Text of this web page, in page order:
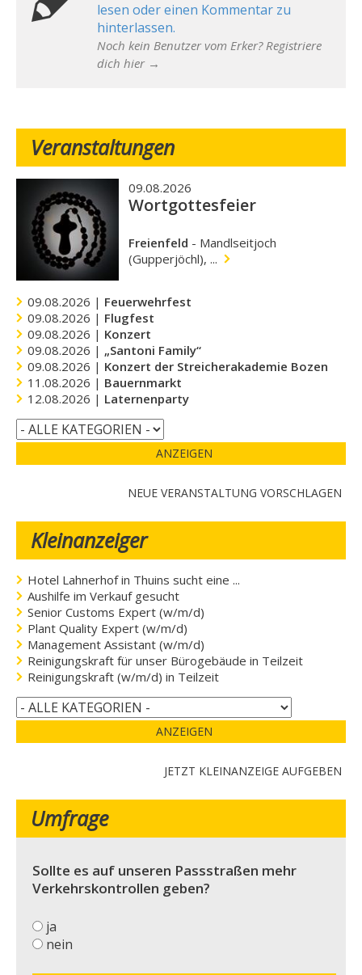
lesen oder einen Kommentar zu
hinterlassen.
Noch kein Benutzer vom Erker? Registriere
dich hier →
Veranstaltungen
09.08.2026
Wortgottesfeier
Freienfeld - Mandlseitjoch
(Gupperjöchl), ...
09.08.2026 | Feuerwehrfest
09.08.2026 | Flugfest
09.08.2026 | Konzert
09.08.2026 | „Santoni Family“
09.08.2026 | Konzert der Streicherakademie Bozen
11.08.2026 | Bauernmarkt
12.08.2026 | Laternenparty
ANZEIGEN
NEUE VERANSTALTUNG VORSCHLAGEN
Kleinanzeiger
Hotel Lahnerhof in Thuins sucht eine ...
Aushilfe im Verkauf gesucht
Senior Customs Expert (w/m/d)
Plant Quality Expert (w/m/d)
Management Assistant (w/m/d)
Reinigungskraft für unser Bürogebäude in Teilzeit
Reinigungskraft (w/m/d) in Teilzeit
ANZEIGEN
JETZT KLEINANZEIGE AUFGEBEN
Umfrage
Sollte es auf unseren Passstraßen mehr
Verkehrskontrollen geben?
ja
nein